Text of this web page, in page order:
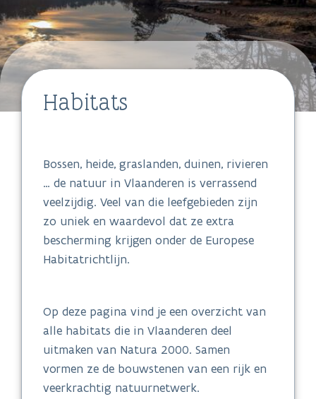
Habitats
Bossen, heide, graslanden, duinen, rivieren
… de natuur in Vlaanderen is verrassend
veelzijdig. Veel van die leefgebieden zijn
zo uniek en waardevol dat ze extra
bescherming krijgen onder de Europese
Habitatrichtlijn.
Op deze pagina vind je een overzicht van
alle habitats die in Vlaanderen deel
uitmaken van Natura 2000. Samen
vormen ze de bouwstenen van een rijk en
veerkrachtig natuurnetwerk.